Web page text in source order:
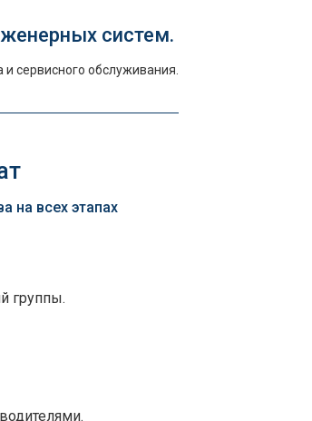
систем.
сервисного обслуживания.
на всех этапах
группы.